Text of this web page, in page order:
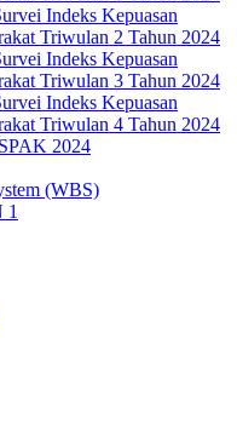
Indeks Kepuasan
Triwulan 2 Tahun 2024
Indeks Kepuasan
Triwulan 3 Tahun 2024
Indeks Kepuasan
Triwulan 4 Tahun 2024
2024
(WBS)
1